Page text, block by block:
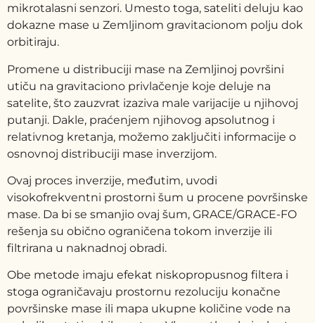
mikrotalasni senzori. Umesto toga, sateliti deluju kao
dokazne mase u Zemljinom gravitacionom polju dok
orbitiraju.
Promene u distribuciji mase na Zemljinoj površini
utiču na gravitaciono privlačenje koje deluje na
satelite, što zauzvrat izaziva male varijacije u njihovoj
putanji. Dakle, praćenjem njihovog apsolutnog i
relativnog kretanja, možemo zaključiti informacije o
osnovnoj distribuciji mase inverzijom.
Ovaj proces inverzije, međutim, uvodi
visokofrekventni prostorni šum u procene površinske
mase. Da bi se smanjio ovaj šum, GRACE/GRACE-FO
rešenja su obično ograničena tokom inverzije ili
filtrirana u naknadnoj obradi.
Obe metode imaju efekat niskopropusnog filtera i
stoga ograničavaju prostornu rezoluciju konačne
površinske mase ili mapa ukupne količine vode na